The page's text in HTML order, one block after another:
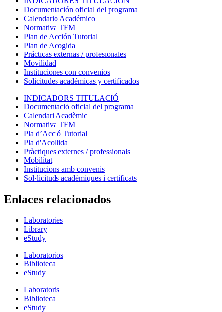
Documentación oficial del programa
Calendario Académico
Normativa TFM
Plan de Acción Tutorial
Plan de Acogida
Prácticas externas / profesionales
Movilidad
Instituciones con convenios
Solicitudes académicas y certificados
INDICADORS TITULACIÓ
Documentació oficial del programa
Calendari Acadèmic
Normativa TFM
Pla d’Acció Tutorial
Pla d'Acollida
Pràctiques externes / professionals
Mobilitat
Institucions amb convenis
Sol·licituds acadèmiques i certificats
Enlaces relacionados
Laboratories
Library
eStudy
Laboratorios
Biblioteca
eStudy
Laboratoris
Biblioteca
eStudy